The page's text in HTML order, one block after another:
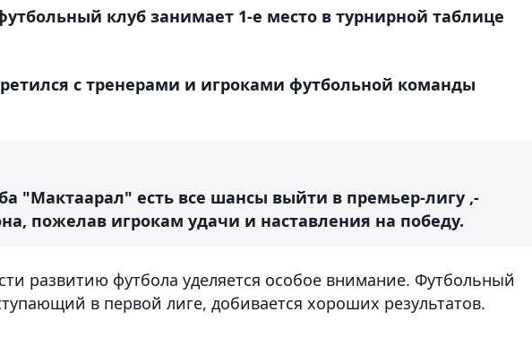
клуб занимает 1-е место в турнирной таблице
с тренерами и игроками футбольной команды
"Мактаарал" есть все шансы выйти в премьер-лигу ,-
пожелав игрокам удачи и наставления на победу.
развитию футбола уделяется особое внимание. Футбольный
в первой лиге, добивается хороших результатов.